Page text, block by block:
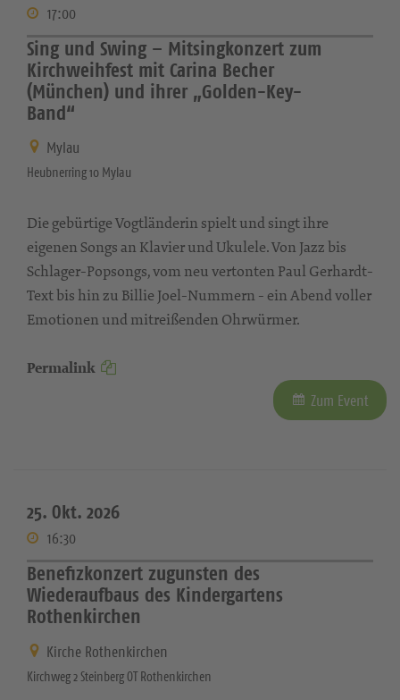
17:00
Sing und Swing – Mitsingkonzert zum
Kirchweihfest mit Carina Becher
(München) und ihrer „Golden-Key-
Band“
Mylau
Heubnerring 10 Mylau
Die gebürtige Vogtländerin spielt und singt ihre
eigenen Songs an Klavier und Ukulele. Von Jazz bis
Schlager-Popsongs, vom neu vertonten Paul Gerhardt-
Text bis hin zu Billie Joel-Nummern - ein Abend voller
Emotionen und mitreißenden Ohrwürmer.
Permalink
Zum Event
25. Okt. 2026
16:30
Benefizkonzert zugunsten des
Wiederaufbaus des Kindergartens
Rothenkirchen
Kirche Rothenkirchen
Kirchweg 2 Steinberg OT Rothenkirchen